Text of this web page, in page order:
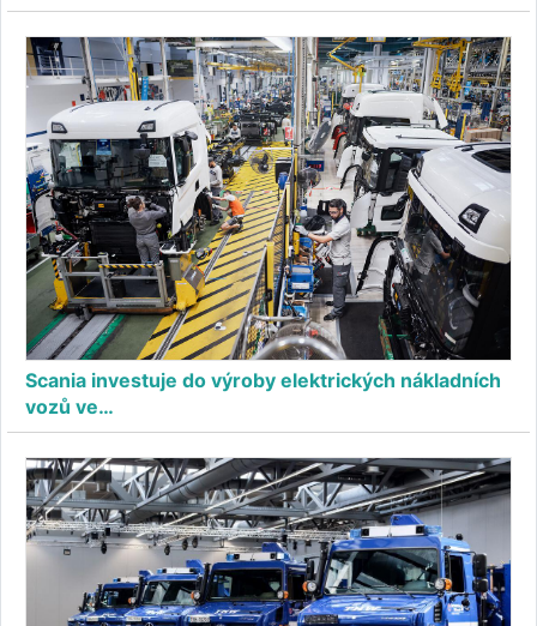
Scania investuje do výroby elektrických nákladních
vozů ve…